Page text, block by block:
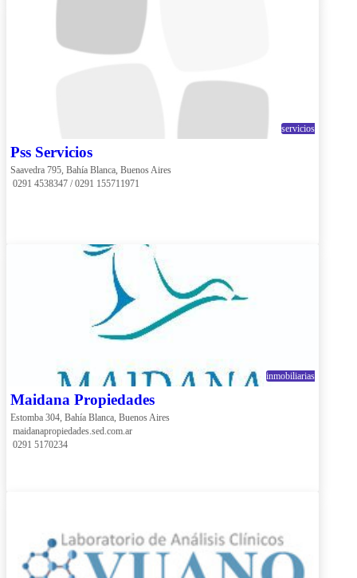
servicios
Pss Servicios
Saavedra 795, Bahía Blanca, Buenos Aires
0291 4538347 / 0291 155711971
inmobiliarias
Maidana Propiedades
Estomba 304, Bahía Blanca, Buenos Aires
maidanapropiedades.sed.com.ar
0291 5170234